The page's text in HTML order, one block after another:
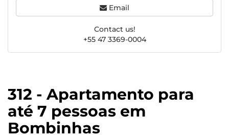
312 - Apartamento para
até 7 pessoas em
Bombinhas
Email
Contact us!
+55 47 3369-0004